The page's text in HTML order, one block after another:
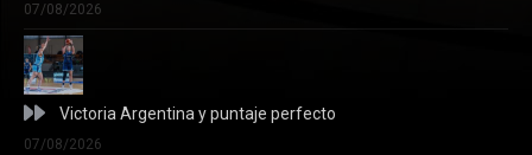
07/08/2026
Victoria Argentina y puntaje perfecto
07/08/2026